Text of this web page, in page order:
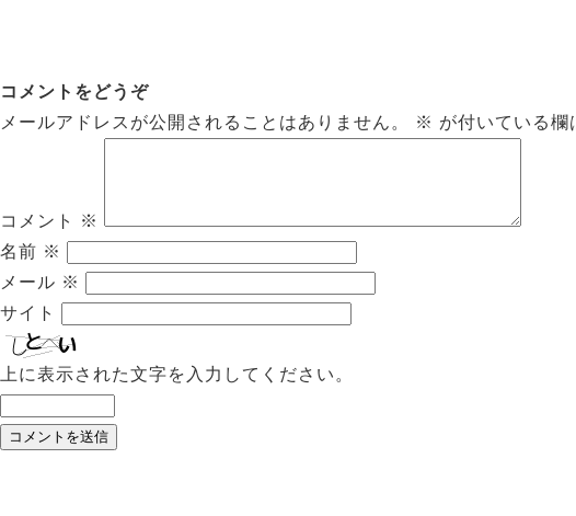
コメントをどうぞ
メールアドレスが公開されることはありません。
※ が付いている欄
コメント
※
名前 ※
メール ※
サイト
上に表示された文字を入力してください。